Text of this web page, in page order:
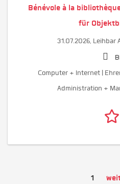
Bénévole à la
für
31.07.2026, Leihbar
Computer + Internet |
Administration +
1